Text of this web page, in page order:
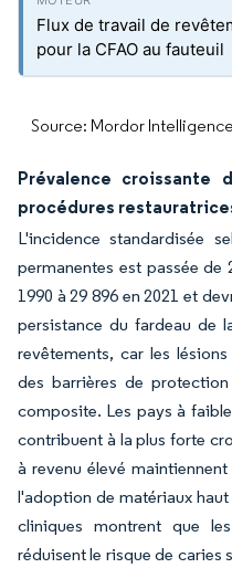
Flux de travail de
pour la CFAO au fauteuil
Source: Mordor Intelligence
Prévalence croissante
procédures
L'incidence standardisée
permanentes est passée de
1990 à 29 896 en 2021 et
persistance du fardeau de
revêtements, car les
des barrières de
composite. Les pays à
contribuent à la plus forte
à revenu élevé
l'adoption de matériaux
cliniques montrent que
réduisent le risque de caries